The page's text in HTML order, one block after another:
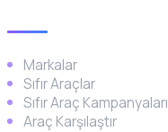
Markalar
Sıfır Araçlar
Sıfır Araç Kampanyaları
Araç Karşılaştır